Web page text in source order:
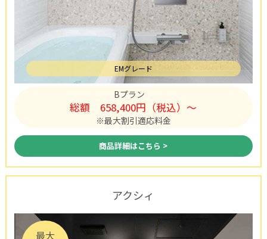
EMグレード
Bプラン
総額 658,400円（税込）〜
※最大割引適応料金
商品詳細はこちら >
アクシィ
最大